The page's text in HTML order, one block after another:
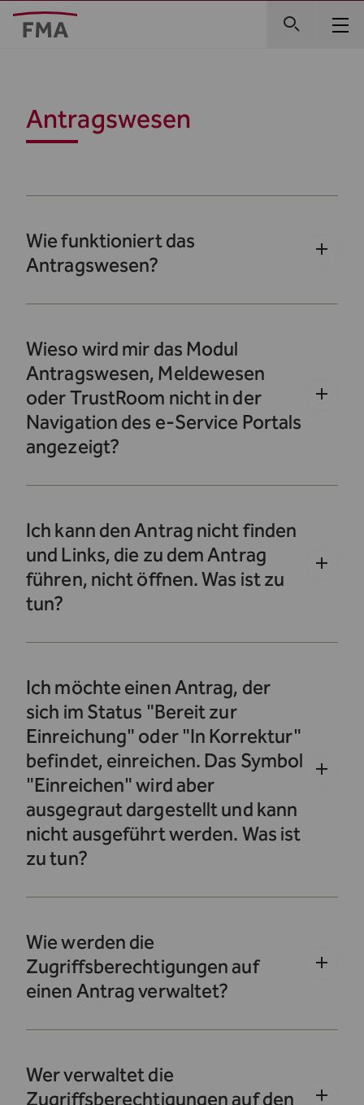
Antragswesen
Wie funktioniert das
Antragswesen?
Wieso wird mir das Modul
Antragswesen, Meldewesen
oder TrustRoom nicht in der
Navigation des e-Service Portals
angezeigt?
Ich kann den Antrag nicht finden
und Links, die zu dem Antrag
führen, nicht öffnen. Was ist zu
tun?
Ich möchte einen Antrag, der
sich im Status "Bereit zur
Einreichung" oder "In Korrektur"
befindet, einreichen. Das Symbol
"Einreichen" wird aber
ausgegraut dargestellt und kann
nicht ausgeführt werden. Was ist
zu tun?
Wie werden die
Zugriffsberechtigungen auf
einen Antrag verwaltet?
Wer verwaltet die
Zugriffsberechtigungen auf den